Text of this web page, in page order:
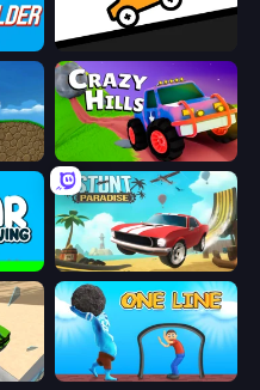
Bouncy Motors
Crazy Hills
Stunt Paradise
Obstacle Race: Destroying Simulator! One Line